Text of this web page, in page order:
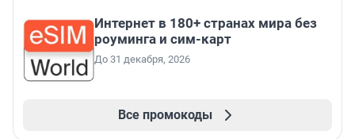
Интернет в 180+ странах мира без
роуминга и сим-карт
До 31 декабря, 2026
Все промокоды